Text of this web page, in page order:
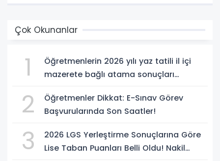
Çok Okunanlar
1
Öğretmenlerin 2026 yılı yaz tatili il içi
mazerete bağlı atama sonuçları
2
Öğretmenler Dikkat: E-Sınav Görev
Başvurularında Son Saatler!
3
2026 LGS Yerleştirme Sonuçlarına Göre
Lise Taban Puanları Belli Oldu! Nakil